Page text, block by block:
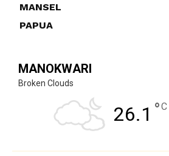
MANSEL
PAPUA
MANOKWARI
Broken Clouds
26.1 °C